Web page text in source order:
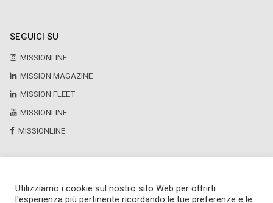
SEGUICI SU
MISSIONLINE
MISSION MAGAZINE
MISSION FLEET
MISSIONLINE
MISSIONLINE
Copyright © 2025 by Newsteca
Utilizziamo i cookie sul nostro sito Web per offrirti
l'esperienza più pertinente ricordando le tue preferenze e le